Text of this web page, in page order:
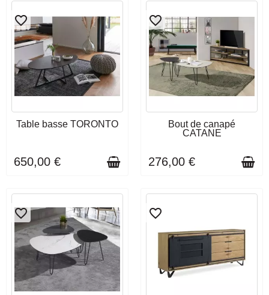
DÉLAI DE LIVRAISON : 3 À 4
SEMAINES
favorite_border
Table basse TORONTO
650,00 €
DÉLAI DE LIVRAISON : 3 À 4
SEMAINES
favorite_border
Bout de canapé
CATANE
276,00 €
favorite_border favorite_border